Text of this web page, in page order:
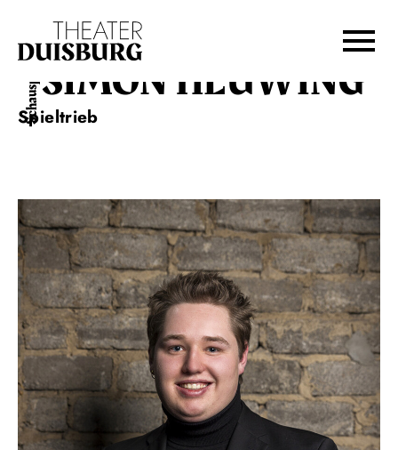
Zur Hauptnavigation springen
Zum Footer springen
SchauspielSIMON HEUWING
Spieltrieb